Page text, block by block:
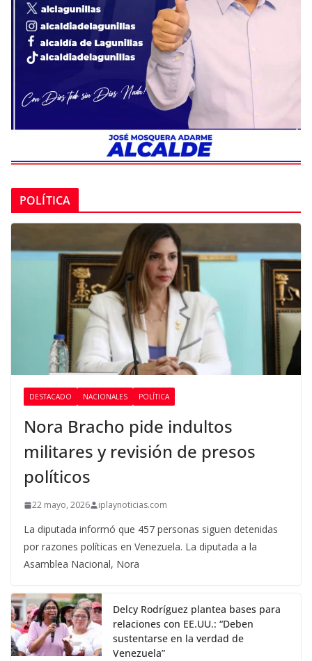
POLÍTICA
DESTACADO NACIONALES POLÍTICA
Nora Bracho pide indultos
militares y revisión de presos
políticos
22 mayo, 2026 iplaynoticias.com
La diputada informó que 457 personas siguen detenidas
por razones políticas en Venezuela. La diputada a la
Asamblea Nacional, Nora
Delcy Rodríguez plantea bases para
relaciones con EE.UU.: “Deben
sustentarse en la verdad de
Venezuela”